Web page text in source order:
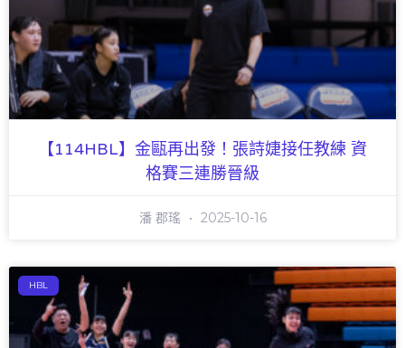
【114HBL】金甌再出發！張詩婕接任教練 資
格賽三連勝晉級
潘 郡瑤 2025-10-16
HBL